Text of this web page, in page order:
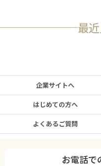
最
企業サイトへ
はじめての方へ
よくあるご質問
お電話で